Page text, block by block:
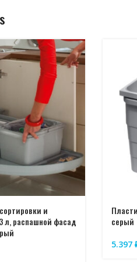
и
л, распашной фасад
серый
5.397